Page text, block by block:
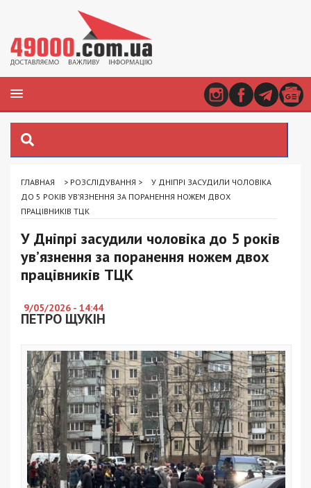
ГЛАВНАЯ > РОЗСЛІДУВАННЯ >
У ДНІПРІ ЗАСУДИЛИ ЧОЛОВІКА
ДО 5 РОКІВ УВ’ЯЗНЕННЯ ЗА ПОРАНЕННЯ НОЖЕМ ДВОХ
ПРАЦІВНИКІВ ТЦК
У Дніпрі засудили чоловіка до 5 років
ув’язнення за поранення ножем двох
працівників ТЦК
9/05/2026 - 14:44
ПЕТРО ЩУКІН